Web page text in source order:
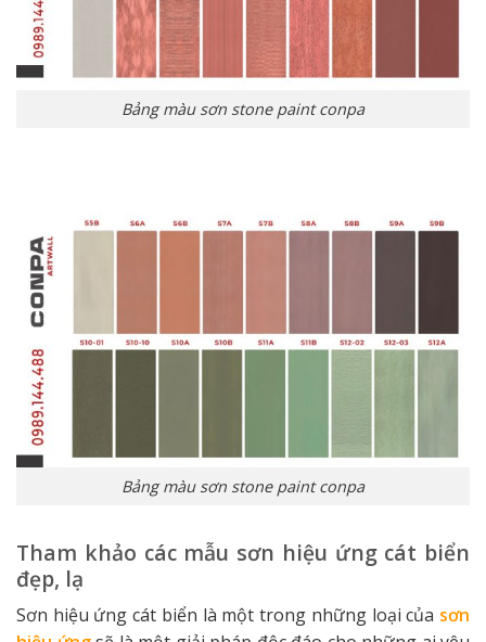
Bảng màu sơn stone paint conpa
Bảng màu sơn stone paint conpa
Tham khảo các mẫu sơn hiệu ứng cát biển
đẹp, lạ
Sơn hiệu ứng cát biển là một trong những loại của sơn